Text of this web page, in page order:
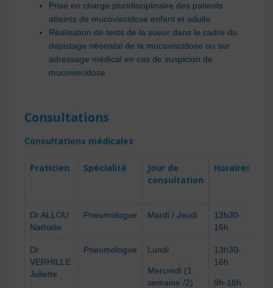
Prise en charge pluridisciplinaire des patients
atteints de mucoviscidose enfant et adulte
Réalisation de tests de la sueur dans le cadre du
dépistage néonatal de la mucoviscidose ou sur
adressage médical en cas de suspicion de
mucoviscidose
Consultations
Consultations médicales
Praticien Spécialité
Jour de
consultation
Horaires
Dr ALLOU
Nathalie
Pneumologue Mardi / Jeudi
13h30-
16h
Dr
VERHILLE
Juliette
Pneumologue Lundi
Mercredi (1
semaine /2)
13h30-
16h
9h-16h